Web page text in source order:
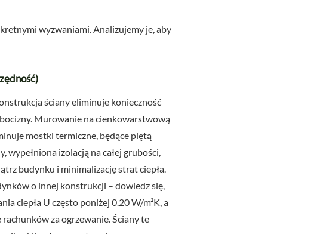
wyzwaniami. Analizujemy je, aby
ściany eliminuje konieczność
Murowanie na cienkowarstwową
mostki termiczne, będące piętą
izolacją na całej grubości,
budynku i minimalizację strat ciepła.
o innej konstrukcji – dowiedz się,
ciepła U często poniżej 0.20 W/m²K, a
za ogrzewanie. Ściany te